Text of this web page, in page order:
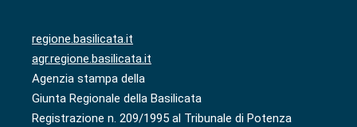
regione.basilicata.it
agr.regione.basilicata.it
Agenzia stampa della
Giunta Regionale della Basilicata
Registrazione n. 209/1995 al Tribunale di Potenza